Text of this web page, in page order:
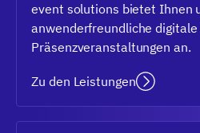
event solutions bietet Ihnen
anwenderfreundliche
Präsenzveranstaltungen an.
Zu den Leistungen